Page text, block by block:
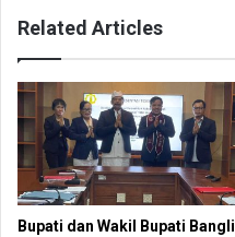
Related Articles
Bupati dan Wakil Bupati Bangli